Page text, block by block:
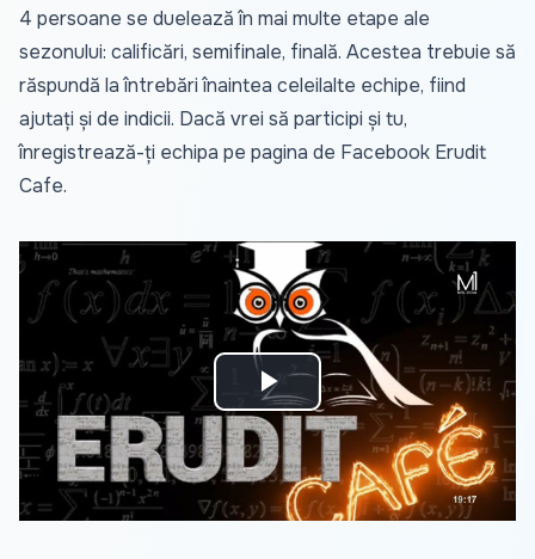
4 persoane se duelează în mai multe etape ale
sezonului: calificări, semifinale, finală. Acestea trebuie să
răspundă la întrebări înaintea celeilalte echipe, fiind
ajutați și de indicii. Dacă vrei să participi și tu,
înregistrează-ți echipa pe pagina de Facebook Erudit
Cafe.
Play
Video